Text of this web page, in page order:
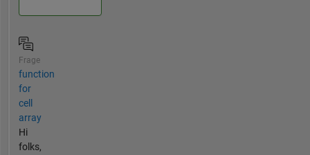
Frage
function
for
cell
array
Hi
folks,